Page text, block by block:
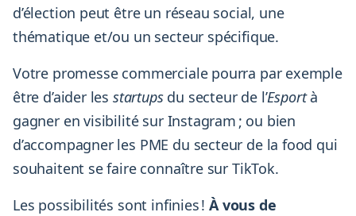
d’élection peut être un réseau social, une
thématique et/ou un secteur spécifique.
Votre promesse commerciale pourra par exemple
être d’aider les startupsdu secteur de l’Esportà
gagner en visibilité sur Instagram ; ou bien
d’accompagner les PME du secteur de la food qui
souhaitent se faire connaître sur TikTok.
Les possibilités sont infinies ! À vous de